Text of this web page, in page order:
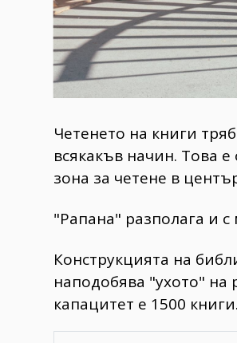
Четенето на книги
всякакъв начин. Това
зона за четене в
"Рапана" разполага и с
Конструкцията на
наподобява "ухото" на
капацитет е 1500 книги.